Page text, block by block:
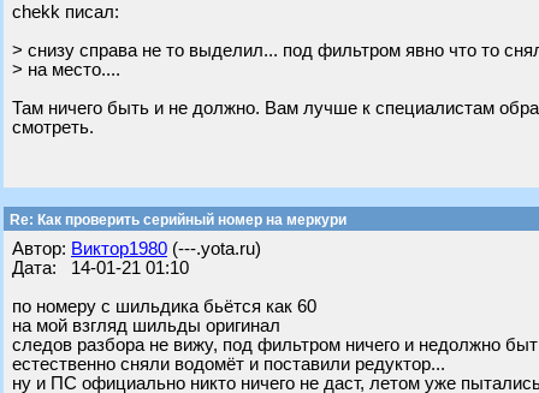
chekk писал:
> снизу справа не то выделил... под фильтром явно что то
> на место....
Там ничего быть и не должно. Вам лучше к специалистам
смотреть.
Re: Как проверить серийный номер на меркури
Автор: Виктор1980 (---.yota.ru)
Дата: 14-01-21 01:10
по номеру с шильдика бьётся как 60
на мой взгляд шильды оригинал
следов разбора не вижу, под фильтром ничего и недолжно
естественно сняли водомёт и поставили редуктор...
ну и ПС официально никто ничего не даст, летом уже